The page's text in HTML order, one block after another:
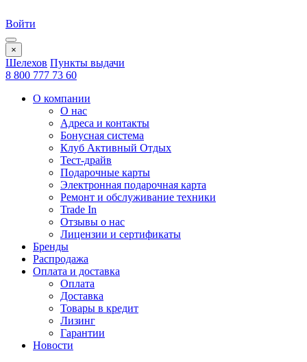
Войти
×
Шелехов Пункты выдачи
8 800 777 73 60
О компании
О нас
Адреса и контакты
Бонусная система
Клуб Активный Отдых
Тест-драйв
Подарочные карты
Электронная подарочная карта
Ремонт и обслуживание техники
Trade In
Отзывы о нас
Лицензии и сертификаты
Бренды
Распродажа
Оплата и доставка
Оплата
Доставка
Товары в кредит
Лизинг
Гарантии
Новости